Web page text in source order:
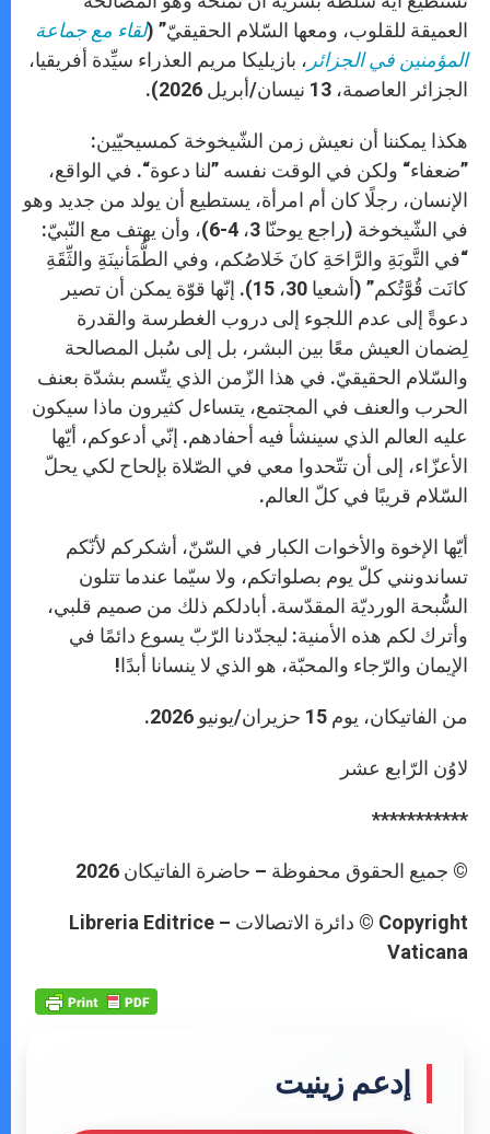
العميقة للقلوب، ومعها السّلام الحقيقيّ” (لقاء مع جماعة
المؤمنين في الجزائر ، بازيليكا مريم العذراء سيِّدة أفريقيا،
الجزائر العاصمة، 13 نيسان/أبريل 2026).
هكذا يمكننا أن نعيش زمن الشّيخوخة كمسيحيّين:
”ضعفاء“ ولكن في الوقت نفسه ”لنا دعوة“. في الواقع،
الإنسان، رجلًا كان أم امرأة، يستطيع أن يولد من جديد وهو
في الشّيخوخة (راجع يوحنّا 3، 4-6)، وأن يهتف مع النّبيّ:
“في التَّوبَةِ والرَّاحَةِ كانَ خَلاصُكم، وفي الطُّمَأنينَةِ والثِّقَةِ
كانَت قُوَّتُكم” (أشعيا 30، 15). إنّها قوّة يمكن أن تصير
دعوةً إلى عدم اللجوء إلى دروب الغطرسة والقدرة
لِضمان العيش معًا بين البشر، بل إلى سُبل المصالحة
والسّلام الحقيقيّ. في هذا الزّمن الذي يتّسم بشدّة بعنف
الحرب والعنف في المجتمع، يتساءل كثيرون ماذا سيكون
عليه العالم الذي سينشأ فيه أحفادهم. إنّي أدعوكم، أيّها
الأعزّاء، إلى أن تتّحدوا معي في الصّلاة بإلحاح لكي يحلّ
السّلام قريبًا في كلّ العالم.
أيّها الإخوة والأخوات الكبار في السّنّ، أشكركم لأنّكم
تساندونني كلّ يوم بصلواتكم، ولا سيّما عندما تتلون
السُّبحة الورديّة المقدّسة. أبادلكم ذلك من صميم قلبي،
وأترك لكم هذه الأمنية: ليجدّدنا الرّبّ يسوع دائمًا في
الإيمان والرّجاء والمحبّة، هو الذي لا ينسانا أبدًا!
من الفاتيكان، يوم 15 حزيران/يونيو 2026.
لاوُن الرّابع عشر
***********
© جميع الحقوق محفوظة – حاضرة الفاتيكان 2026
Copyright © دائرة الاتصالات – Libreria Editrice
Vaticana
إدعم زينيت